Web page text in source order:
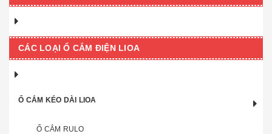
CÁC LOẠI Ổ CẮM ĐIỆN LIOA
Ổ CẮM KÉO DÀI LIOA
Ổ CẮM RULO